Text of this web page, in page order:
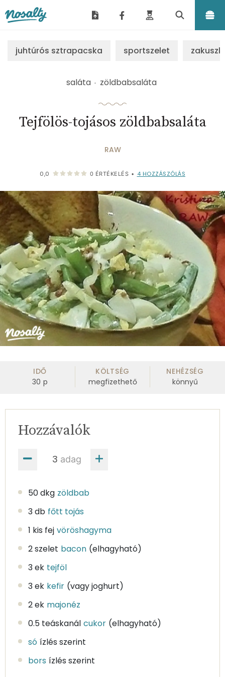
juhtúrós sztrapacska sportszelet
saláta zöldbabsaláta
Tejfölös-tojásos zöldbabsaláta
RAW
0,0 0 ÉRTÉKELÉS • 4 HOZZÁSZÓLÁS
IDŐ
30 p
KÖLTSÉG
megfizethető
NEHÉZSÉG
könnyű
adag
Hozzávalók
50 dkg zöldbab
3 db főtt tojás
1 kis fej vöröshagyma
2 szelet bacon (elhagyható)
3 ek tejföl
3 ek kefir (vagy joghurt)
2 ek majonéz
0.5 teáskanál cukor (elhagyható)
só ízlés szerint
bors ízlés szerint